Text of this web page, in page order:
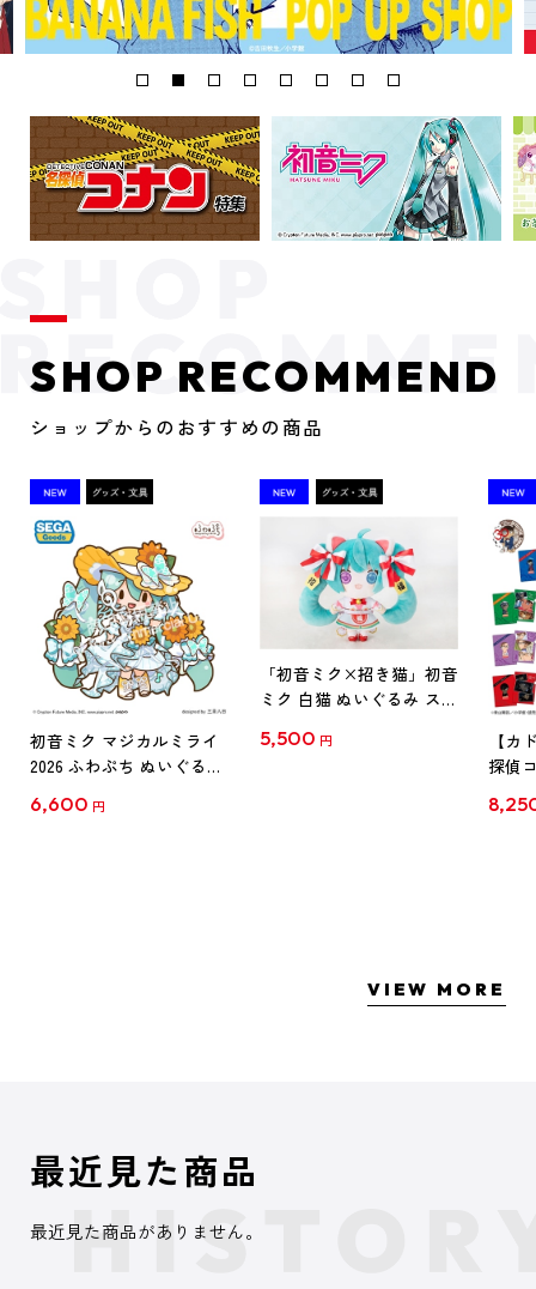
SHOP RECOMMEND
ショップからのおすすめの商品
初音ミク マジカルミライ
2026 ふわぷち ぬいぐるみ
6,600 円
「初音ミク×招き猫」初音
ミク 白猫 ぬいぐるみ スタ
5,500 円
【カ
探偵
クリ
VIEW MORE
最近見た商品
最近見た商品がありません。